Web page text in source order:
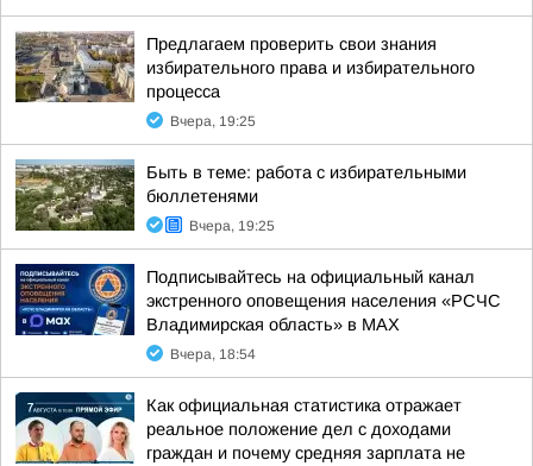
Предлагаем проверить свои знания
избирательного права и избирательного
процесса
Вчера, 19:25
Быть в теме: работа с избирательными
бюллетенями
Вчера, 19:25
Подписывайтесь на официальный канал
экстренного оповещения населения «РСЧС
Владимирская область» в МАХ
Вчера, 18:54
Как официальная статистика отражает
реальное положение дел с доходами
граждан и почему средняя зарплата не